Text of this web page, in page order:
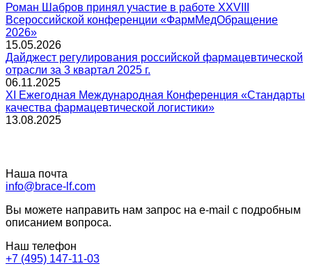
Роман Шабров принял участие в работе XXVIII
Всероссийской конференции «ФармМедОбращение
2026»
15.05.2026
Дайджест регулирования российской фармацевтической
отрасли за 3 квартал 2025 г.
06.11.2025
XI Ежегодная Международная Конференция «Стандарты
качества фармацевтической логистики»
13.08.2025
Наша почта
info@brace-lf.com
Вы можете направить нам запрос на e-mail с подробным
описанием вопроса.
Наш телефон
+7 (495) 147-11-03